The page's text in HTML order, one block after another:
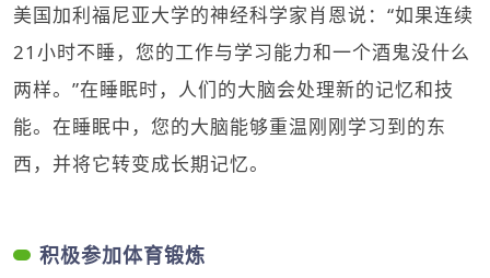
美国加利福尼亚大学的神经科学家肖恩说：“如果连续
21小时不睡，您的工作与学习能力和一个酒鬼没什么
两样。”在睡眠时，人们的大脑会处理新的记忆和技
能。在睡眠中，您的大脑能够重温刚刚学习到的东
西，并将它转变成长期记忆。
积极参加体育锻炼